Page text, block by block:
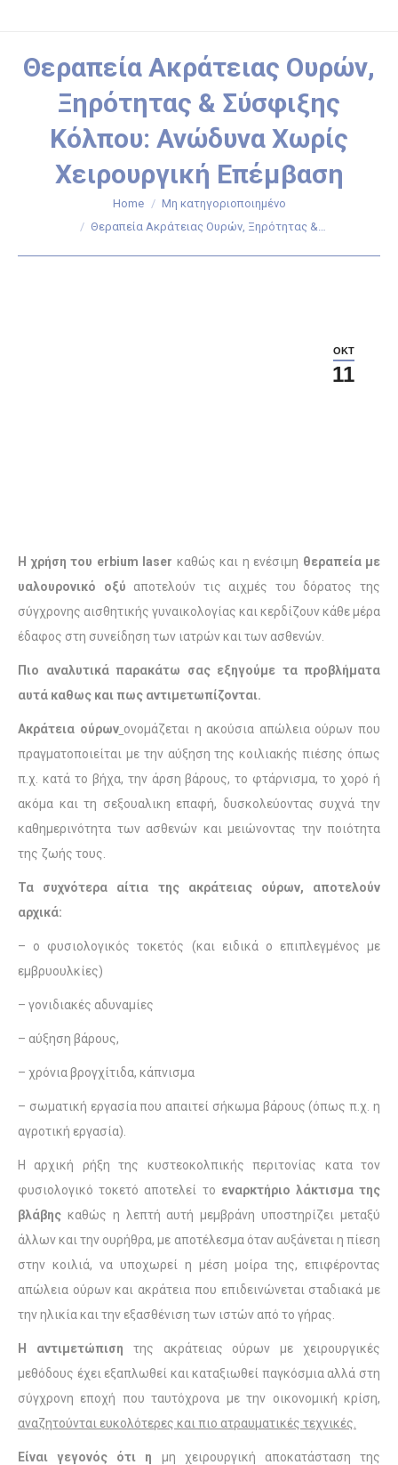
Θεραπεία Ακράτειας Ουρών,
Ξηρότητας & Σύσφιξης
Κόλπου: Ανώδυνα Χωρίς
Χειρουργική Επέμβαση
Home
Μη κατηγοριοποιημένο
Θεραπεία Ακράτειας Ουρών, Ξηρότητας &…
ΟΚΤ
11
Η χρήση του erbium laser καθώς και η ενέσιμη θεραπεία με
υαλουρονικό οξύ αποτελούν τις αιχμές του δόρατος της
σύγχρονης αισθητικής γυναικολογίας και κερδίζουν κάθε μέρα
έδαφος στη συνείδηση των ιατρών και των ασθενών.
Πιο αναλυτικά παρακάτω σας εξηγούμε τα προβλήματα
αυτά καθως και πως αντιμετωπίζονται.
Ακράτεια ούρων ονομάζεται η ακούσια απώλεια ούρων που
πραγματοποιείται με την αύξηση της κοιλιακής πιέσης όπως
π.χ. κατά το βήχα, την άρση βάρους, το φτάρνισμα, το χορό ή
ακόμα και τη σεξουαλικη επαφή, δυσκολεύοντας συχνά την
καθημερινότητα των ασθενών και μειώνοντας την ποιότητα
της ζωής τους.
Τα συχνότερα αίτια της ακράτειας ούρων, αποτελούν
αρχικά:
– ο φυσιολογικός τοκετός (και ειδικά ο επιπλεγμένος με
εμβρυουλκίες)
– γονιδιακές αδυναμίες
– αύξηση βάρους,
– χρόνια βρογχίτιδα, κάπνισμα
– σωματική εργασία που απαιτεί σήκωμα βάρους (όπως π.χ. η
αγροτική εργασία).
Η αρχική ρήξη της κυστεοκολπικής περιτονίας κατα τον
φυσιολογικό τοκετό αποτελεί το εναρκτήριο λάκτισμα της
βλάβης καθώς η λεπτή αυτή μεμβράνη υποστηρίζει μεταξύ
άλλων και την ουρήθρα, με αποτέλεσμα όταν αυξάνεται η πίεση
στην κοιλιά, να υποχωρεί η μέση μοίρα της, επιφέροντας
απώλεια ούρων και ακράτεια που επιδεινώνεται σταδιακά με
την ηλικία και την εξασθένιση των ιστών από το γήρας.
Η αντιμετώπιση της ακράτειας ούρων με χειρουργικές
μεθόδους έχει εξαπλωθεί και καταξιωθεί παγκόσμια αλλά στη
σύγχρονη εποχή που ταυτόχρονα με την οικονομική κρίση,
αναζητούνται ευκολότερες και πιο ατραυματικές τεχνικές.
Είναι γεγονός ότι η μη χειρουργική αποκατάσταση της